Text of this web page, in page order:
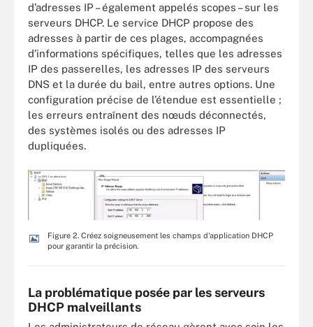
d’adresses IP – également appelés scopes – sur les
serveurs DHCP. Le service DHCP propose des
adresses à partir de ces plages, accompagnées
d’informations spécifiques, telles que les adresses
IP des passerelles, les adresses IP des serveurs
DNS et la durée du bail, entre autres options. Une
configuration précise de l’étendue est essentielle ;
les erreurs entraînent des nœuds déconnectés,
des systèmes isolés ou des adresses IP
dupliquées.
Figure 2. Créez soigneusement les champs d'application DHCP
pour garantir la précision.
La problématique posée par les serveurs
DHCP malveillants